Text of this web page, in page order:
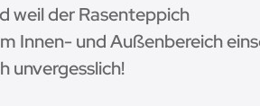
weil der Rasenteppich
Innen- und Außenbereich
unvergesslich!